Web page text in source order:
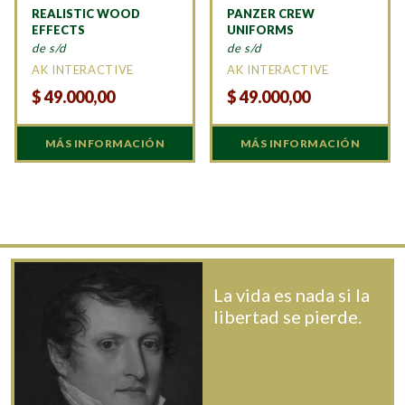
REALISTIC WOOD
EFFECTS
de s/d
AK INTERACTIVE
$49.000,00
MÁS INFORMACIÓN
PANZER CREW
UNIFORMS
de s/d
AK INTERACTIVE
$49.000,00
MÁS INFORMACIÓN
La vida es nada si la
libertad se pierde.